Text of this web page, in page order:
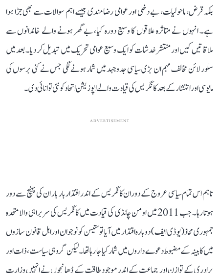
بلکہ قرض، ماحولیات، بے دخلی اور عوامی رضامندی جیسے اہم سوالات سے بھی جڑا ہوا
ہے۔ انہوں نے متاثرہ علاقوں کا وسیع دورہ کیا، بے گھر ہونے والے خاندانوں سے
ملاقاتیں کیں اور منتشر خدشات کو ایک وسیع عوامی تحریک میں تبدیل کر دیا۔ بعد میں
سلور لائن مخالف مہم ان بڑی سیاسی جدوجہد میں شمار ہونے لگی جس نے کئی برسوں کی
مایوسی اور انتشار کے بعد کانگریس کی قیادت والے اپوزیشن اتحاد کو نئی توانائی دی۔
ADVERTISEMENT
تاہم اس تمام سیاسی عروج کے دوران کانگریس کے اندر اقتدار بار بار ان کی پہنچ سے دور
ہوتا رہا۔ جب 2011 میں اومن چانڈی کی قیادت میں کانگریس کی سربراہی والا متحدہ
جمہوری محاذ (یو ڈی ایف) دوبارہ اقتدار میں آیا تو ستیسن کو نوجوان اور اہل قانون سازوں
میں کابینہ کے مضبوط دعوے داروں میں شمار کیا جا رہا تھا۔ لیکن گروہی سیاست، ذات اور